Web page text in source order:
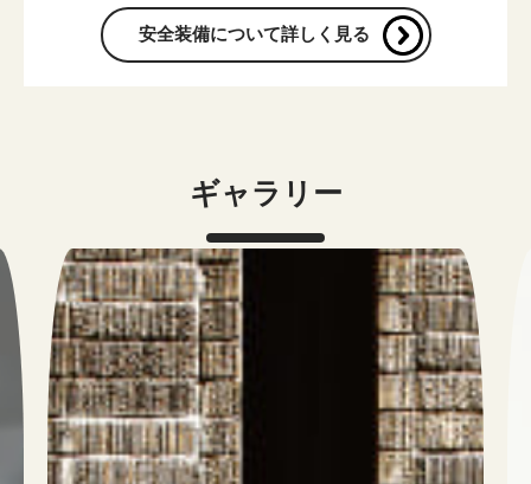
安全装備について詳しく見る
ギャラリー